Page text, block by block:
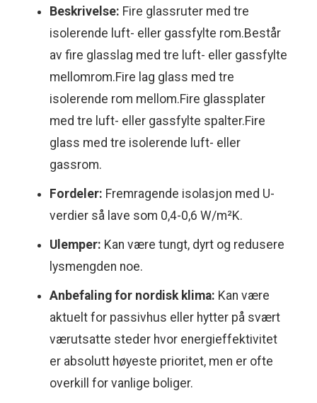
Beskrivelse: Fire glassruter med tre
isolerende luft- eller gassfylte rom.Består
av fire glasslag med tre luft- eller gassfylte
mellomrom.Fire lag glass med tre
isolerende rom mellom.Fire glassplater
med tre luft- eller gassfylte spalter.Fire
glass med tre isolerende luft- eller
gassrom.
Fordeler: Fremragende isolasjon med U-
verdier så lave som 0,4-0,6 W/m²K.
Ulemper: Kan være tungt, dyrt og redusere
lysmengden noe.
Anbefaling for nordisk klima: Kan være
aktuelt for passivhus eller hytter på svært
værutsatte steder hvor energieffektivitet
er absolutt høyeste prioritet, men er ofte
overkill for vanlige boliger.